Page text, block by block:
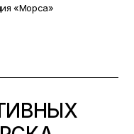
«Морса»